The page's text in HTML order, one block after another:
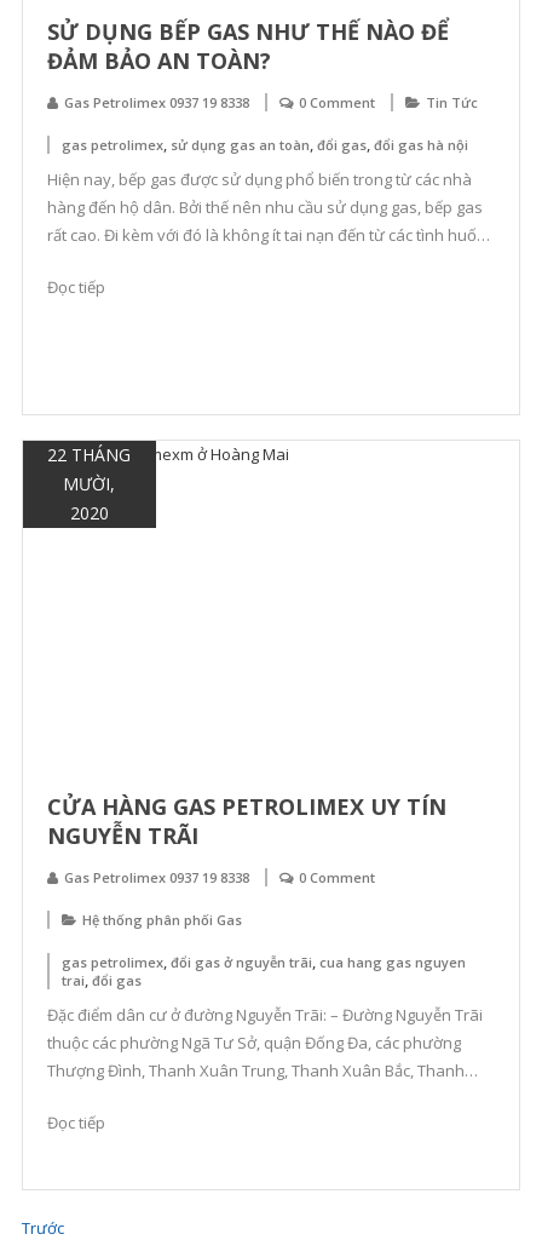
SỬ DỤNG BẾP GAS NHƯ THẾ NÀO ĐỂ
ĐẢM BẢO AN TOÀN?
Gas Petrolimex 0937 19 8338 0 Comment Tin Tức
gas petrolimex, sử dụng gas an toàn đổi gas, đổi gas hà nội
Hiện nay, bếp gas được sử dụng phổ biến trong từ các nhà
hàng đến hộ dân. Bởi thế nên nhu cầu sử dụng gas, bếp gas
rất cao. Đi kèm với đó là không ít tai nạn đến từ các tình huống
chia […]
Đọc tiếp
22 THÁNG
MƯỜI,
2020
CỬA HÀNG GAS PETROLIMEX UY TÍN
NGUYỄN TRÃI
Gas Petrolimex 0937 19 8338 0 Comment
Hệ thống phân phối Gas
gas petrolimex, đổi gas ở nguyễn trãi cua hang gas nguyen
trai đổi gas
Đặc điểm dân cư ở đường Nguyễn Trãi: – Đường Nguyễn Trãi
thuộc các phường Ngã Tư Sở, quận Đống Đa, các phường
Thượng Đình, Thanh Xuân Trung, Thanh Xuân Bắc, Thanh
đánh giá là một trong những con phố nổi tiếng đông đúc dân
Đọc tiếp
Trước